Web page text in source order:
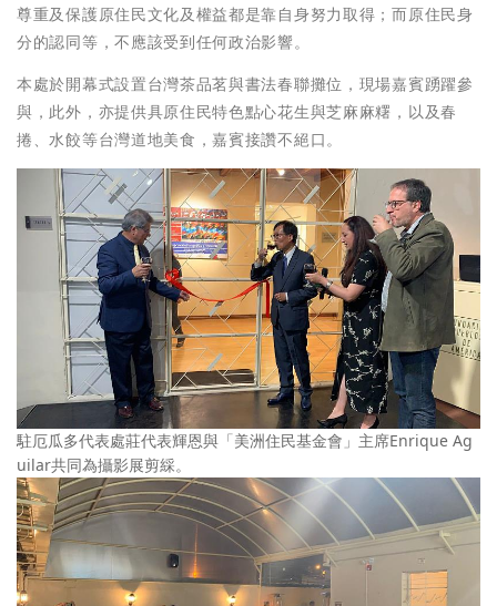
尊重及保護原住民文化及權益都是靠自身努力取得；而原住民身
分的認同等，不應該受到任何政治影響。
本處於開幕式設置台灣茶品茗與書法春聯攤位，現場嘉賓踴躍參
與，此外，亦提供具原住民特色點心花生與芝麻麻糬，以及春
捲、水餃等台灣道地美食，嘉賓接讚不絕口。
駐厄瓜多代表處莊代表輝恩與「美洲住民基金會」主席Enrique Ag
uilar共同為攝影展剪綵。